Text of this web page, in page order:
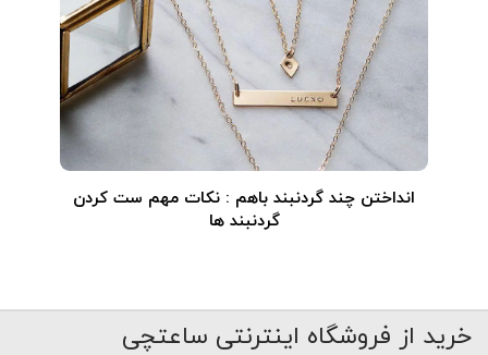
انداختن چند گردنبند باهم : نکات مهم ست کردن
گردنبند ها
خرید از فروشگاه اینترنتی ساعتچی